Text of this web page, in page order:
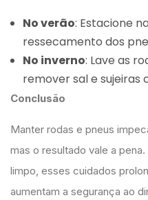
No verão: Estacione
ressecamento dos
No inverno: Lave as
remover sal e sujeiras
Conclusão
Manter rodas e pneus
mas o resultado vale a
limpo, esses cuidados
aumentam a segurança ao